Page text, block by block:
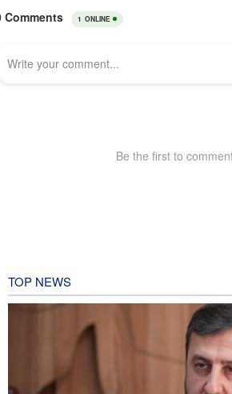
TOP NEWS